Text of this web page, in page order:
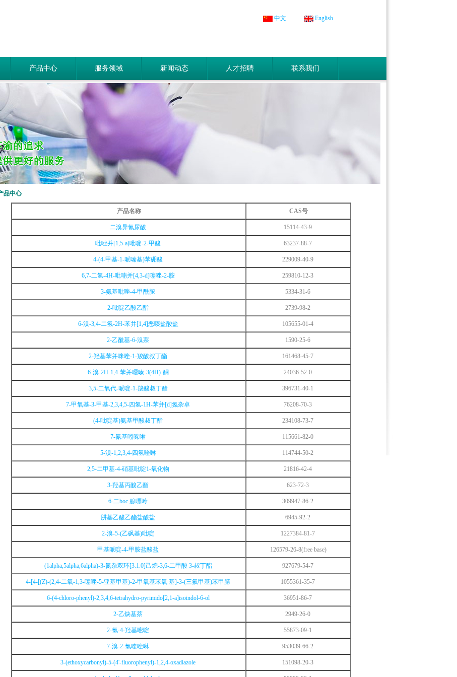
中文 English
产品中心 服务领域 新闻动态 人才招聘 联系我们
品中心
产品名称 CAS号
二溴异氰尿酸 15114-43-9
吡唑并[1,5-a]吡啶-2-甲酸 63237-88-7
4-(4-甲基-1-哌嗪基)苯硼酸 229009-40-9
6,7-二氢-4H-吡喃并[4,3-d]噻唑-2-胺 259810-12-3
3-氨基吡唑-4-甲酰胺 5334-31-6
2-吡啶乙酸乙酯 2739-98-2
6-溴-3,4-二氢-2H-苯并[1,4]恶嗪盐酸盐 105655-01-4
2-乙酰基-6-溴萘 1590-25-6
2-羟基苯并咪唑-1-羧酸叔丁酯 161468-45-7
6-溴-2H-1,4-苯并噁嗪-3(4H)-酮 24036-52-0
3,5-二氧代-哌啶-1-羧酸叔丁酯 396731-40-1
7-甲氧基-3-甲基-2,3,4,5-四氢-1H-苯并[d]氮杂卓 76208-70-3
(4-吡啶基)氨基甲酸叔丁酯 234108-73-7
7-氰基吲哚啉 115661-82-0
5-溴-1,2,3,4-四氢喹啉 114744-50-2
2,5-二甲基-4-硝基吡啶1-氧化物 21816-42-4
3-羟基丙酸乙酯 623-72-3
6-二boc 腺嘌呤 309947-86-2
肼基乙酸乙酯盐酸盐 6945-92-2
2-溴-5-(乙砜基)吡啶 1227384-81-7
甲基哌啶-4-甲胺盐酸盐 126579-26-8(free base)
(1alpha,5alpha,6alpha)-3-氮杂双环[3.1.0]己烷-3,6-二甲酸 3-叔丁酯 927679-54-7
4-[4-[(Z)-(2,4-二氧-1,3-噻唑-5-亚基甲基)-2-甲氧基苯氧 基]-3-(三氟甲基)苯甲腈 1055361-35-7
6-(4-chloro-phenyl)-2,3,4,6-tetrahydro-pyrimido[2,1-a]isoindol-6-ol 36951-86-7
2-乙炔基萘 2949-26-0
2-氯-4-羟基嘧啶 55873-09-1
7-溴-2-氯喹唑啉 953039-66-2
3-(ethoxycarbonyl)-5-(4'-fluorophenyl)-1,2,4-oxadiazole 151098-20-3